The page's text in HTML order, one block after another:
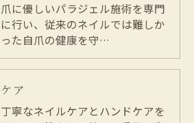
爪に優しいパラジェル施術を専門
に行い、従来のネイルでは難しか
った自爪の健康を守…
ケア
丁寧なネイルケアとハンドケアを